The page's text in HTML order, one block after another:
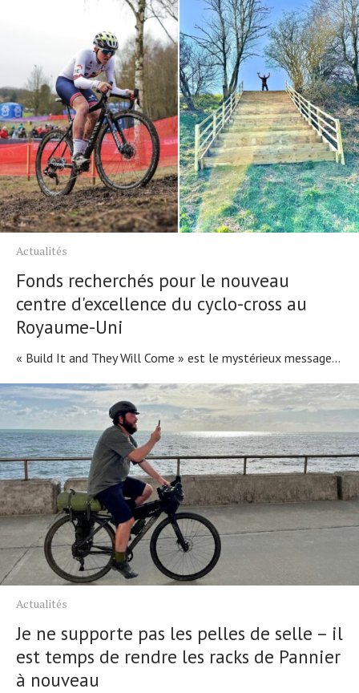
Actualités
Fonds recherchés pour le nouveau
centre d'excellence du cyclo-cross au
Royaume-Uni
« Build It and They Will Come » est le mystérieux message...
Actualités
Je ne supporte pas les pelles de selle – il
est temps de rendre les racks de Pannier
à nouveau